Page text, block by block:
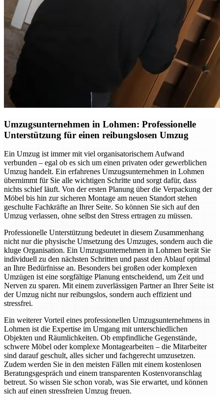
Umzugsunternehmen in Lohmen: Professionelle
Unterstützung für einen reibungslosen Umzug
Ein Umzug ist immer mit viel organisatorischem Aufwand
verbunden – egal ob es sich um einen privaten oder gewerblichen
Umzug handelt. Ein erfahrenes Umzugsunternehmen in Lohmen
übernimmt für Sie alle wichtigen Schritte und sorgt dafür, dass
nichts schief läuft. Von der ersten Planung über die Verpackung der
Möbel bis hin zur sicheren Montage am neuen Standort stehen
geschulte Fachkräfte an Ihrer Seite. So können Sie sich auf den
Umzug verlassen, ohne selbst den Stress ertragen zu müssen.
Professionelle Unterstützung bedeutet in diesem Zusammenhang
nicht nur die physische Umsetzung des Umzuges, sondern auch die
kluge Organisation. Ein Umzugsunternehmen in Lohmen berät Sie
individuell zu den nächsten Schritten und passt den Ablauf optimal
an Ihre Bedürfnisse an. Besonders bei großen oder komplexen
Umzügen ist eine sorgfältige Planung entscheidend, um Zeit und
Nerven zu sparen. Mit einem zuverlässigen Partner an Ihrer Seite ist
der Umzug nicht nur reibungslos, sondern auch effizient und
stressfrei.
Ein weiterer Vorteil eines professionellen Umzugsunternehmens in
Lohmen ist die Expertise im Umgang mit unterschiedlichen
Objekten und Räumlichkeiten. Ob empfindliche Gegenstände,
schwere Möbel oder komplexe Montagearbeiten – die Mitarbeiter
sind darauf geschult, alles sicher und fachgerecht umzusetzen.
Zudem werden Sie in den meisten Fällen mit einem kostenlosen
Beratungsgespräch und einem transparenten Kostenvoranschlag
betreut. So wissen Sie schon vorab, was Sie erwartet, und können
sich auf einen stressfreien Umzug freuen.